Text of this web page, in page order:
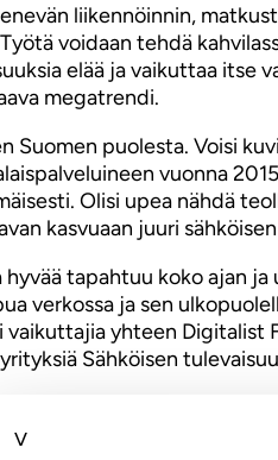
liikennöinnin,
voidaan tehdä
elää ja vaikuttaa itse
megatrendi.
Suomen puolesta. Voisi
vuonna
Olisi upea nähdä
kasvuaan juuri
tapahtuu koko ajan
verkossa ja sen
vaikuttajia yhteen Digitalist
Sähköisen
tavoitteen omaksesi,
Tehdään Suomesta